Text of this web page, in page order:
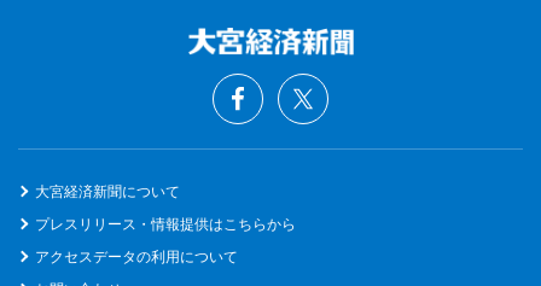
大宮経済新聞について
プレスリリース・情報提供はこちらから
アクセスデータの利用について